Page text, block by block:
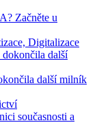
Začněte u
Digitalizace
další milník